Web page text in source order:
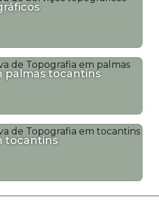
palmas tocantins
tocantins